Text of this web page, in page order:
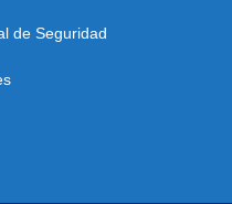
de Seguridad